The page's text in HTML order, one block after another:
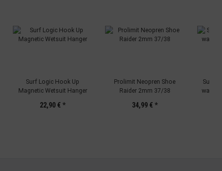
Surf Logic Hook Up
Magnetic Wetsuit Hanger
22,90 € *
Prolimit Neopren Shoe
Raider 2mm 37/38
34,99 € *
Surf
wachs
Verwendung genauer Standortdaten
Endgeräteeigenschaften zur Identifikation aktiv abfragen